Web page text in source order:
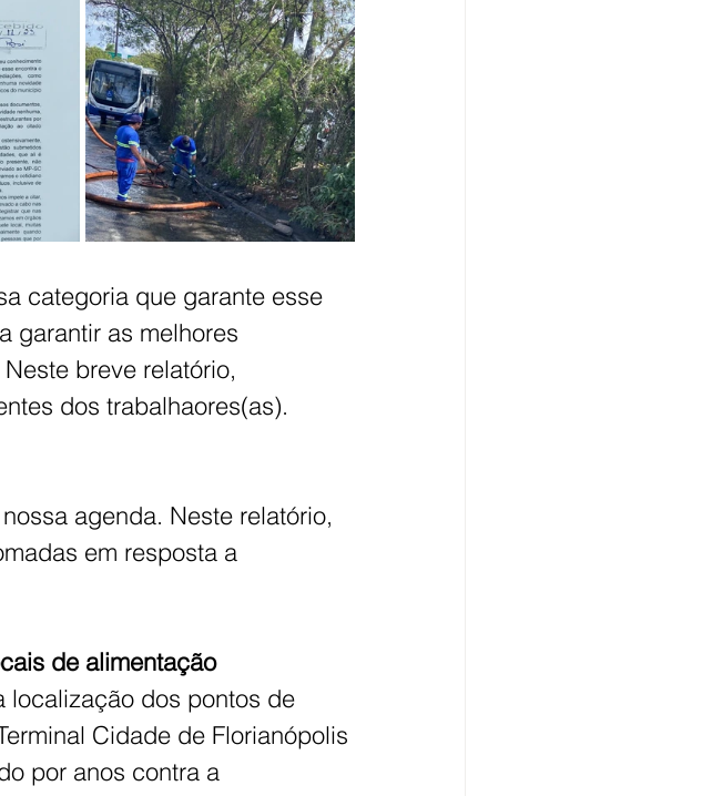
categoria que garante esse
garantir as melhores
breve relatório,
dos trabalhaores(as).
agenda. Neste relatório,
em resposta a
de alimentação
localização dos pontos de
Cidade de Florianópolis
por anos contra a